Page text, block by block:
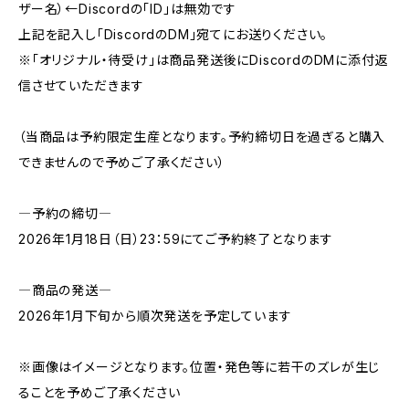
ザー名）←Discordの「ID」は無効です
上記を記入し「DiscordのDM」宛てにお送りください。
※「オリジナル・待受け」は商品発送後にDiscordのDMに添付返
信させていただきます
（当商品は予約限定生産となります。予約締切日を過ぎると購入
できませんので予めご了承ください）
―予約の締切―
2026年1月18日（日）23：59にてご予約終了となります
―商品の発送―
2026年1月下旬から順次発送を予定しています
※画像はイメージとなります。位置・発色等に若干のズレが生じ
ることを予めご了承ください